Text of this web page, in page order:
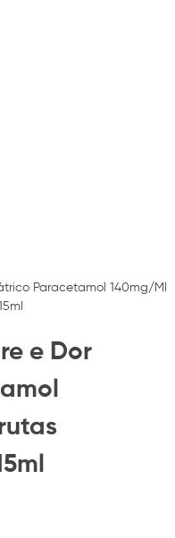
Paracetamol 140mg/Ml
e Dor